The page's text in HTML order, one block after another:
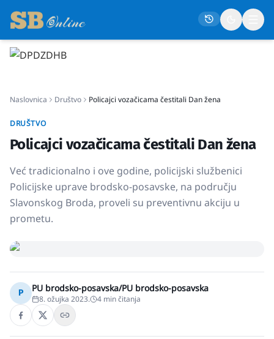
Društvo
Politika
Gospodarstvo
Život
Crna kronika
Naslovnica Društvo Policajci vozačicama čestitali Dan žena
DRUŠTVO
Policajci vozačicama čestitali Dan žena
Već tradicionalno i ove godine, policijski službenici
Policijske uprave brodsko-posavske, na području
Slavonskog Broda, proveli su preventivnu akciju u
prometu.
P PU brodsko-posavska/PU brodsko-posavska
8. ožujka 2023. 4 min čitanja